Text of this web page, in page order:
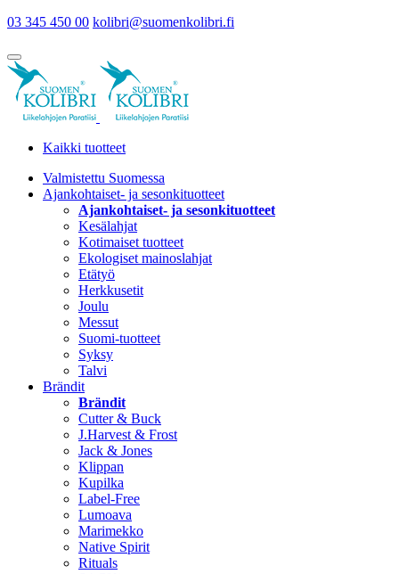
03 345 450 00 kolibri@suomenkolibri.fi
Kaikki tuotteet
Valmistettu Suomessa
Ajankohtaiset- ja sesonkituotteet
Ajankohtaiset- ja sesonkituotteet
Kesälahjat
Kotimaiset tuotteet
Ekologiset mainoslahjat
Etätyö
Herkkusetit
Joulu
Messut
Suomi-tuotteet
Syksy
Talvi
Brändit
Brändit
Cutter & Buck
J.Harvest & Frost
Jack & Jones
Klippan
Kupilka
Label-Free
Lumoava
Marimekko
Native Spirit
Rituals